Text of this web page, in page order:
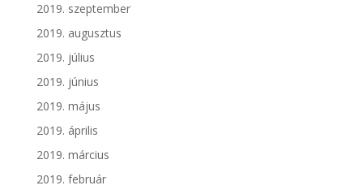
2019. szeptember
2019. augusztus
2019. július
2019. június
2019. május
2019. április
2019. március
2019. február